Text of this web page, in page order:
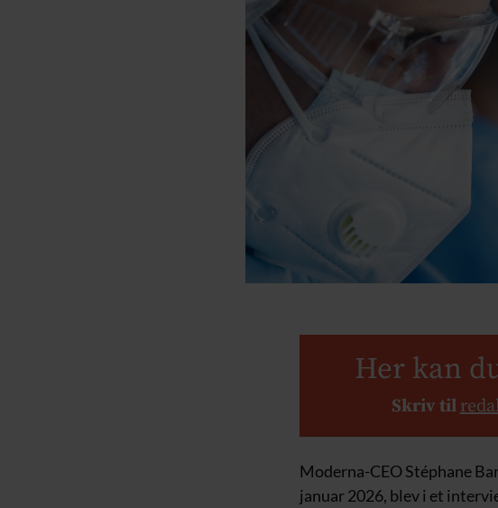
Her kan
Skriv til
Moderna-CEO Stéphane
januar 2026, blev i et